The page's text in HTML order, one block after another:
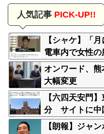
人気記事PICK-UP!!
【シャケ】「
電車内で女性
せつ行為か 学
警視庁
オンワード、
大幅変更
【六四天安門
分 サイトに中
【朗報】ジャ